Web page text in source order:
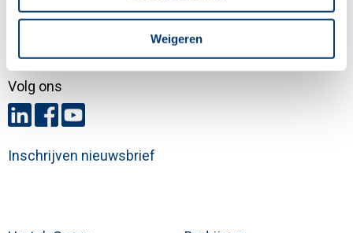
Weigeren
+31 (0)495 584111
Volg ons
Inschrijven nieuwsbrief